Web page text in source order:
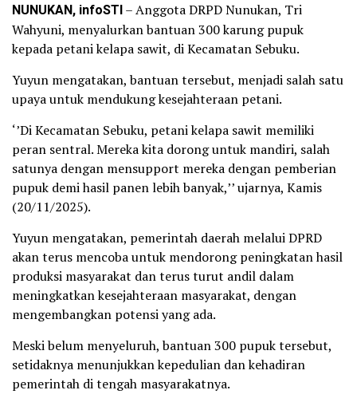
NUNUKAN, infoSTI– Anggota DRPD Nunukan, Tri
Wahyuni, menyalurkan bantuan 300 karung pupuk
kepada petani kelapa sawit, di Kecamatan Sebuku.
Yuyun mengatakan, bantuan tersebut, menjadi salah satu
upaya untuk mendukung kesejahteraan petani.
‘’Di Kecamatan Sebuku, petani kelapa sawit memiliki
peran sentral. Mereka kita dorong untuk mandiri, salah
satunya dengan mensupport mereka dengan pemberian
pupuk demi hasil panen lebih banyak,’’ ujarnya, Kamis
(20/11/2025).
Yuyun mengatakan, pemerintah daerah melalui DPRD
akan terus mencoba untuk mendorong peningkatan hasil
produksi masyarakat dan terus turut andil dalam
meningkatkan kesejahteraan masyarakat, dengan
mengembangkan potensi yang ada.
Meski belum menyeluruh, bantuan 300 pupuk tersebut,
setidaknya menunjukkan kepedulian dan kehadiran
pemerintah di tengah masyarakatnya.